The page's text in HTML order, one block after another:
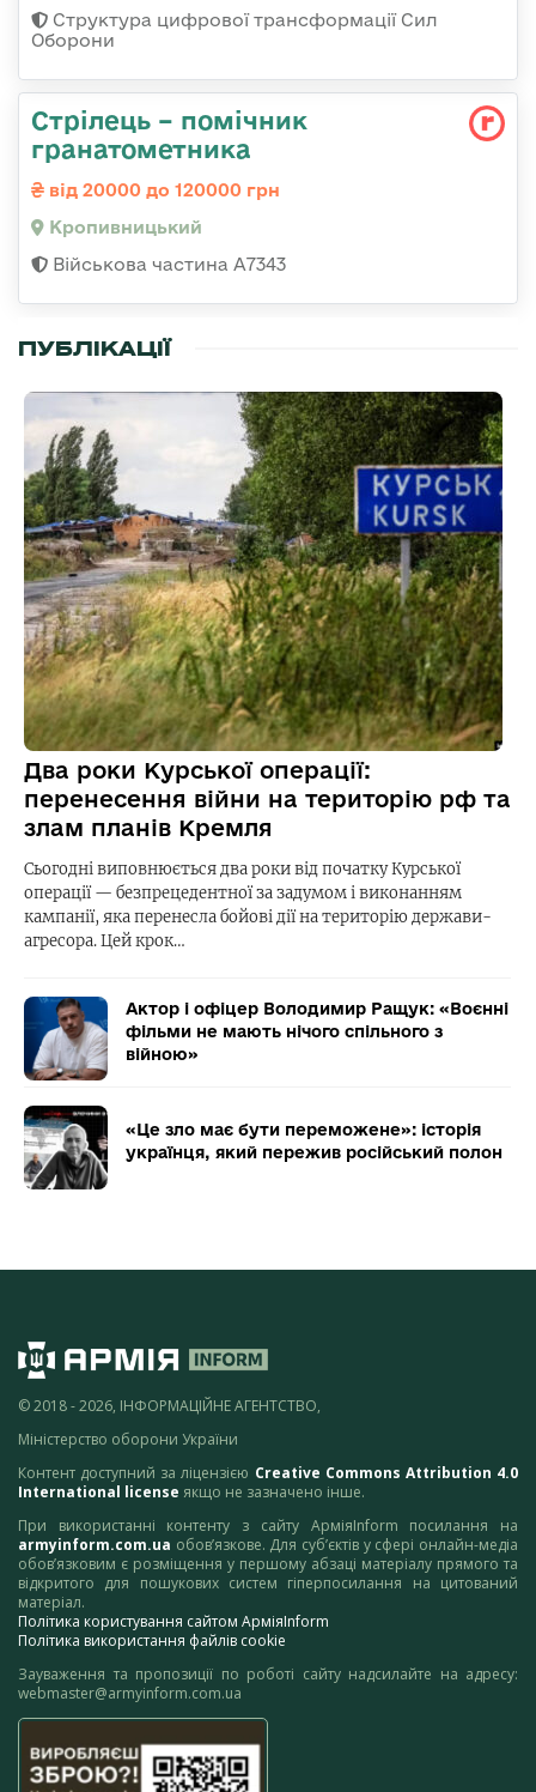
Структура цифрової трансформації Сил
Оборони
Стрілець – помічник
гранатометника
від 20000 до 120000 грн
Кропивницький
Військова частина А7343
ПУБЛІКАЦІЇ
Два роки Курської операції:
перенесення війни на територію рф та
злам планів Кремля
Сьогодні виповнюється два роки від початку Курської
операції — безпрецедентної за задумом і виконанням
кампанії, яка перенесла бойові дії на територію держави-
агресора. Цей крок…
Актор і офіцер Володимир Ращук: «Воєнні
фільми не мають нічого спільного з
війною»
«Це зло має бути переможене»: історія
українця, який пережив російський полон
© 2018 - 2026, ІНФОРМАЦІЙНЕ АГЕНТСТВО,
Міністерство оборони України
Контент доступний за ліцензією Creative Commons Attribution 4.0
International license якщо не зазначено інше.
При використанні контенту з сайту АрміяInform посилання на
armyinform.com.ua обов’язкове. Для суб’єктів у сфері онлайн-медіа
обов’язковим є розміщення у першому абзаці матеріалу прямого та
відкритого для пошукових систем гіперпосилання на цитований
матеріал.
Політика користування сайтом АрміяInform
Політика використання файлів cookie
Зауваження та пропозиції по роботі сайту надсилайте на адресу:
webmaster@armyinform.com.ua